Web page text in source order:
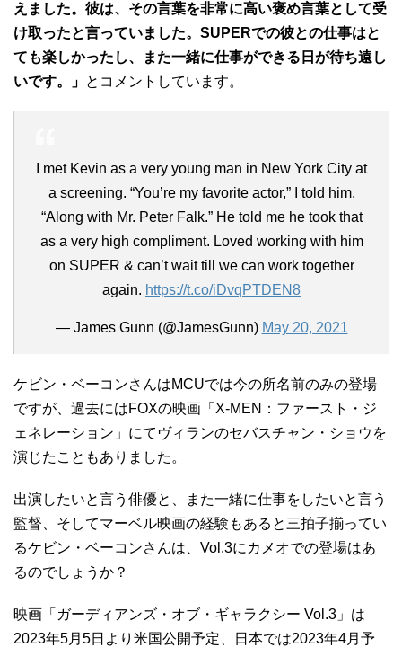
えました。彼は、その言葉を非常に高い褒め言葉として受
け取ったと言っていました。SUPERでの彼との仕事はと
ても楽しかったし、また一緒に仕事ができる日が待ち遠し
いです。」
とコメントしています。
I met Kevin as a very young man in New York City at
a screening. “You’re my favorite actor,” I told him,
“Along with Mr. Peter Falk.” He told me he took that
as a very high compliment. Loved working with him
on SUPER & can’t wait till we can work together
again. https://t.co/iDvqPTDEN8
— James Gunn (@JamesGunn) May 20, 2021
ケビン・ベーコンさんはMCUでは今の所名前のみの登場
ですが、過去にはFOXの映画「X-MEN：ファースト・ジ
ェネレーション」にてヴィランのセバスチャン・ショウを
演じたこともありました。
出演したいと言う俳優と、また一緒に仕事をしたいと言う
監督、そしてマーベル映画の経験もあると三拍子揃ってい
るケビン・ベーコンさんは、Vol.3にカメオでの登場はあ
るのでしょうか？
映画「ガーディアンズ・オブ・ギャラクシー Vol.3」は
2023年5月5日より米国公開予定、日本では2023年4月予